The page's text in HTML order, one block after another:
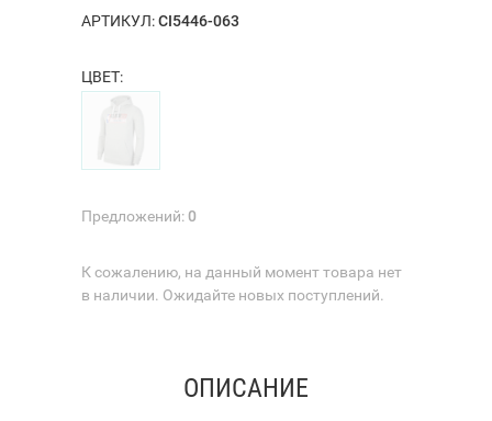
АРТИКУЛ:CI5446-063
ЦВЕТ:
Предложений:0
К сожалению, на данный момент товара нет
в наличии. Ожидайте новых поступлений.
ОПИСАНИЕ